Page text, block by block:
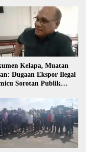
Kelapa, Muatan
Dugaan Ekspor Ilegal
Sorotan Publik